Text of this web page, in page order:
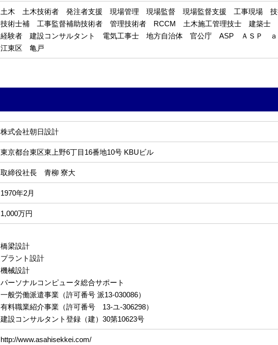
土木 土木技術者 発注者支援 現場管理 現場監督 現場監督支援 工事現場
技術士補 工事監督補助技術者 管理技術者 RCCM 土木施工管理技士 建築
経験者 建設コンサルタント 電気工事士 地方自治体 官公庁 ASP ＡＳＰ
江東区 亀戸
株式会社朝日設計
東京都台東区東上野6丁目16番地10号 KBUビル
取締役社長 青柳 寮大
1970年2月
1,000万円
橋梁設計
プラント設計
機械設計
パーソナルコンピュータ総合サポート
一般労働派遣事業（許可番号 派13-030086）
有料職業紹介事業（許可番号 13-ユ-306298）
建設コンサルタント登録（建）30第10623号
http://www.asahisekkei.com/